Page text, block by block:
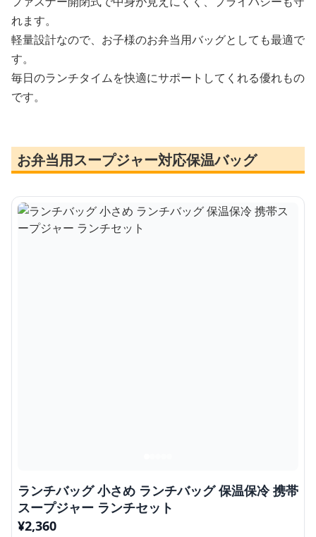
れます。
軽量設計なので、お子様のお弁当用バッグとしても最適で
す。
毎日のランチタイムを快適にサポートしてくれる優れもの
です。
お弁当用スープジャー対応保温バッグ
ランチバッグ 小さめ ランチバッグ 保温保冷 携帯
スープジャー ランチセット
¥2,360